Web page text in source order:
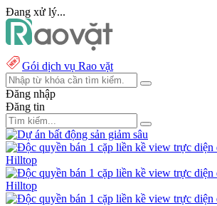
Đang xử lý...
Gói dịch vụ Rao vặt
Đăng nhập
Đăng tin